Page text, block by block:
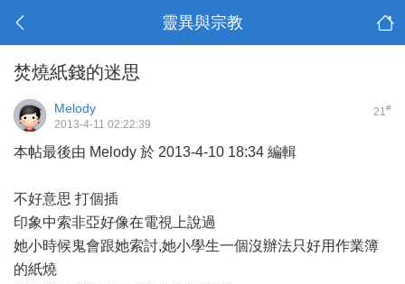
靈異與宗教
焚燒紙錢的迷思
21#
Melody
2013-4-11 02:22:39
本帖最後由 Melody 於 2013-4-10 18:34 編輯
不好意思 打個插
印象中索非亞好像在電視上說過
她小時候鬼會跟她索討,她小學生一個沒辦法只好用作業簿
的紙燒